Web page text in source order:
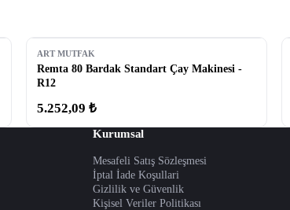
ART MUTFAK
Remta 80 Bardak Standart Çay Makinesi -
R12
5.252,09 ₺
Kurumsal
Mesafeli Satış Sözleşmesi
İptal İade Koşullari
Gizlilik ve Güvenlik
Kişisel Veriler Politikası